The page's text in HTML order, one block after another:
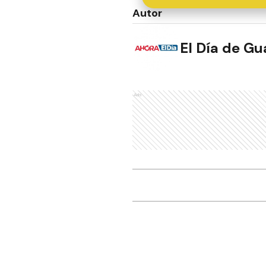
Autor
El Día de
Ads